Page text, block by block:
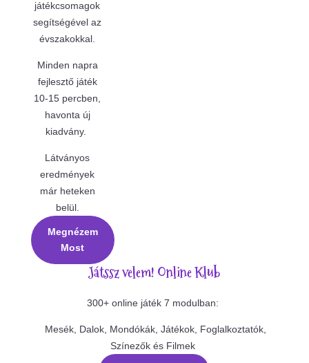
játékcsomagok
segítségével az
évszakokkal.
Minden napra
fejlesztő játék
10-15 percben,
havonta új
kiadvány.
Látványos
eredmények
már heteken
belül.
Megnézem
Most
Játssz velem! Online Klub
300+ online játék 7 modulban:
Mesék, Dalok, Mondókák, Játékok, Foglalkoztatók,
Színezők és Filmek